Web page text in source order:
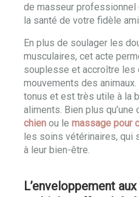
de masseur professionnel
la santé de votre fidèle
En plus de soulager les
musculaires, cet acte
souplesse et accroître les
mouvements des
tonus et est très utile à la
aliments. Bien plus qu’une
chien ou le massage pour
les soins vétérinaires, qui
à leur bien-être.
L’enveloppement